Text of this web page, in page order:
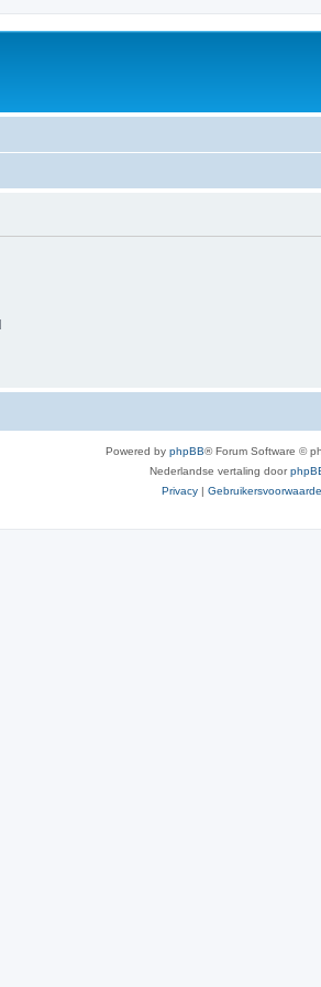
Powered by phpBB® Forum Software ©
Nederlandse vertaling door
Privacy |